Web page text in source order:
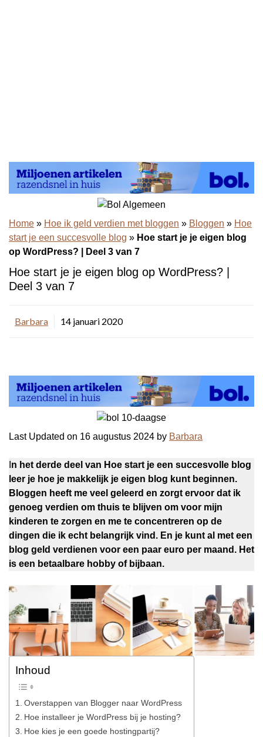
Home » Hoe ik geld verdien met bloggen » Bloggen » Hoe
start je een succesvolle blog » Hoe start je je eigen blog
op WordPress? | Deel 3 van 7
Hoe start je je eigen blog op WordPress? |
Deel 3 van 7
Barbara 14 januari 2020
Last Updated on 16 augustus 2024 by Barbara
n het derde deel van Hoe start je een succesvolle blog
leer je hoe je makkelijk je eigen blog kunt beginnen.
Bloggen heeft me veel geleerd en zorgt ervoor dat ik
genoeg verdien om thuis te blijven om voor mijn
kinderen te zorgen en me te concentreren op de
dingen die ik echt belangrijk vind. En je kunt al met een
blog geld verdienen voor een paar euro per maand. Het
is een betaalbare hobby of bijbaan.
Inhoud
Overstappen van Blogger naar WordPress
Hoe installeer je WordPress bij je hosting?
Hoe kies je een goede hostingpartij?